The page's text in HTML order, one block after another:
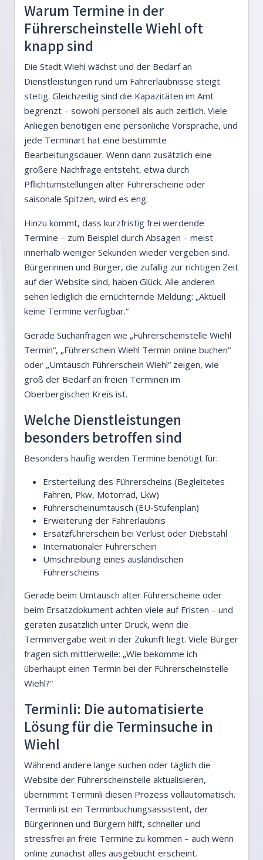
Warum Termine in der
Führerscheinstelle Wiehl oft
knapp sind
Die Stadt Wiehl wächst und der Bedarf an
Dienstleistungen rund um Fahrerlaubnisse steigt
stetig. Gleichzeitig sind die Kapazitäten im Amt
begrenzt – sowohl personell als auch zeitlich. Viele
Anliegen benötigen eine persönliche Vorsprache, und
jede Terminart hat eine bestimmte
Bearbeitungsdauer. Wenn dann zusätzlich eine
größere Nachfrage entsteht, etwa durch
Pflichtumstellungen alter Führerscheine oder
saisonale Spitzen, wird es eng.
Hinzu kommt, dass kurzfristig frei werdende
Termine – zum Beispiel durch Absagen – meist
innerhalb weniger Sekunden wieder vergeben sind.
Bürgerinnen und Bürger, die zufällig zur richtigen Zeit
auf der Website sind, haben Glück. Alle anderen
sehen lediglich die ernüchternde Meldung: „Aktuell
keine Termine verfügbar.“
Gerade Suchanfragen wie „Führerscheinstelle Wiehl
Termin“, „Führerschein Wiehl Termin online buchen“
oder „Umtausch Führerschein Wiehl“ zeigen, wie
groß der Bedarf an freien Terminen im
Oberbergischen Kreis ist.
Welche Dienstleistungen
besonders betroffen sind
Besonders häufig werden Termine benötigt für:
Ersterteilung des Führerscheins (Begleitetes
Fahren, Pkw, Motorrad, Lkw)
Führerscheinumtausch (EU-Stufenplan)
Erweiterung der Fahrerlaubnis
Ersatzführerschein bei Verlust oder Diebstahl
Internationaler Führerschein
Umschreibung eines ausländischen
Führerscheins
Gerade beim Umtausch alter Führerscheine oder
beim Ersatzdokument achten viele auf Fristen – und
geraten zusätzlich unter Druck, wenn die
Terminvergabe weit in der Zukunft liegt. Viele Bürger
fragen sich mittlerweile: „Wie bekomme ich
überhaupt einen Termin bei der Führerscheinstelle
Wiehl?“
Terminli: Die automatisierte
Lösung für die Terminsuche in
Wiehl
Während andere lange suchen oder täglich die
Website der Führerscheinstelle aktualisieren,
übernimmt Terminli diesen Prozess vollautomatisch.
Terminli ist ein Terminbuchungsassistent, der
Bürgerinnen und Bürgern hilft, schneller und
stressfrei an freie Termine zu kommen – auch wenn
online zunächst alles ausgebucht erscheint.